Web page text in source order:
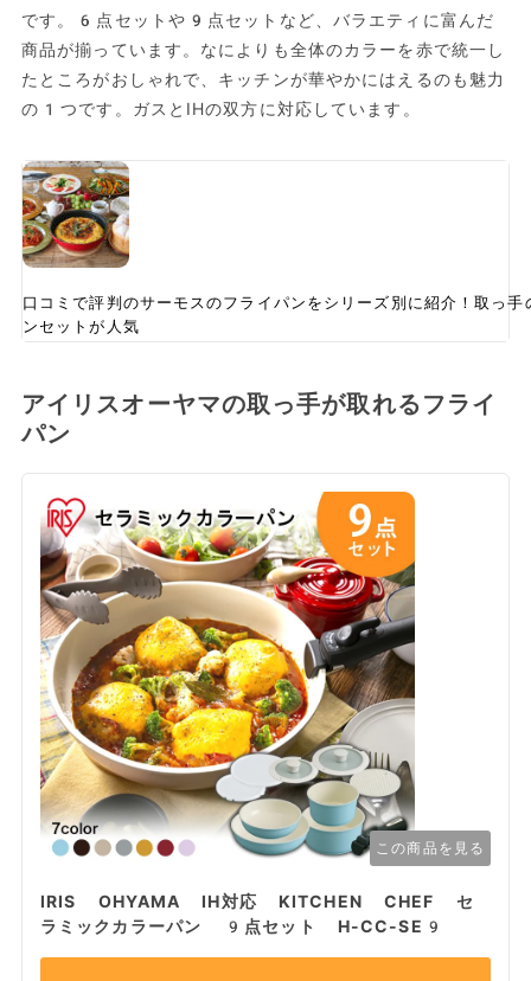
です。6点セットや9点セットなど、バラエティに富んだ
商品が揃っています。なによりも全体のカラーを赤で統一し
たところがおしゃれで、キッチンが華やかにはえるのも魅力
の1つです。ガスとIHの双方に対応しています。
口コミで評判のサーモスのフライパンをシリーズ別に紹介！取っ手
ンセットが人気
アイリスオーヤマの取っ手が取れるフライ
パン
この商品を見る
IRIS OHYAMA IH対応 KITCHEN CHEF セ
ラミックカラーパン 9点セット H-CC-SE9